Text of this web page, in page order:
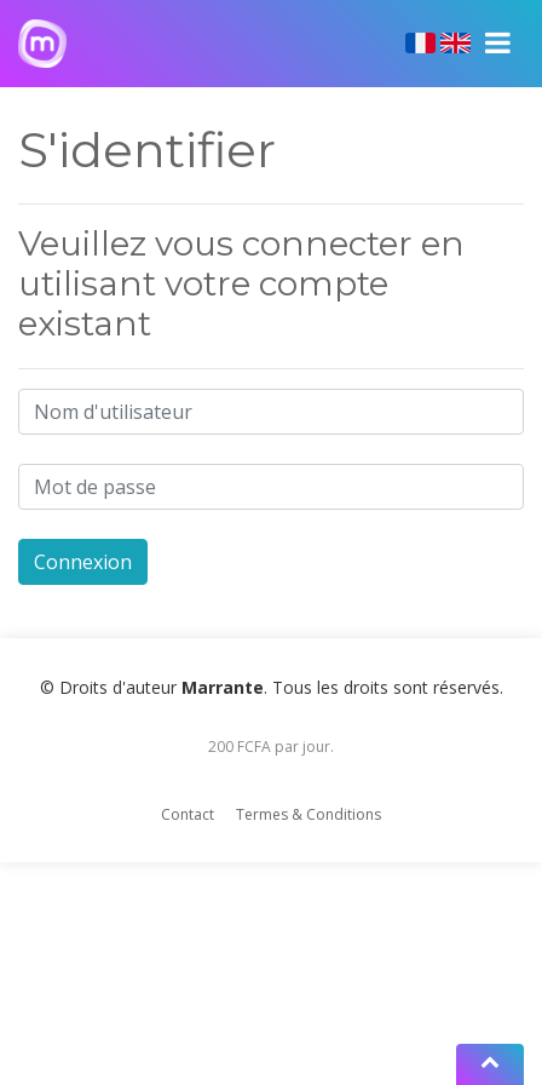
S'identifier
Veuillez vous connecter en
utilisant votre compte
existant
© Droits d'auteur Marrante. Tous les droits sont réservés.
200 FCFA par jour.
Contact Termes & Conditions